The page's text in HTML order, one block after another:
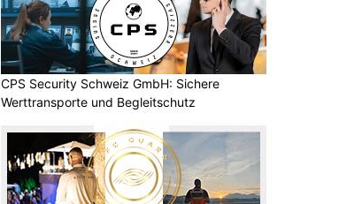
CPS Security Schweiz GmbH: Sichere
Werttransporte und Begleitschutz